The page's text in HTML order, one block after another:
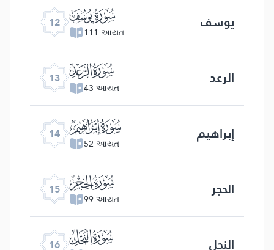
12 ﮘ
111 આયત یوسف
13 ﮙ
43 આયત الرعد
14 ﮚ
52 આયત إبراهیم
15 ﮛ
99 આયત الحجر
16 ﮜ النحل